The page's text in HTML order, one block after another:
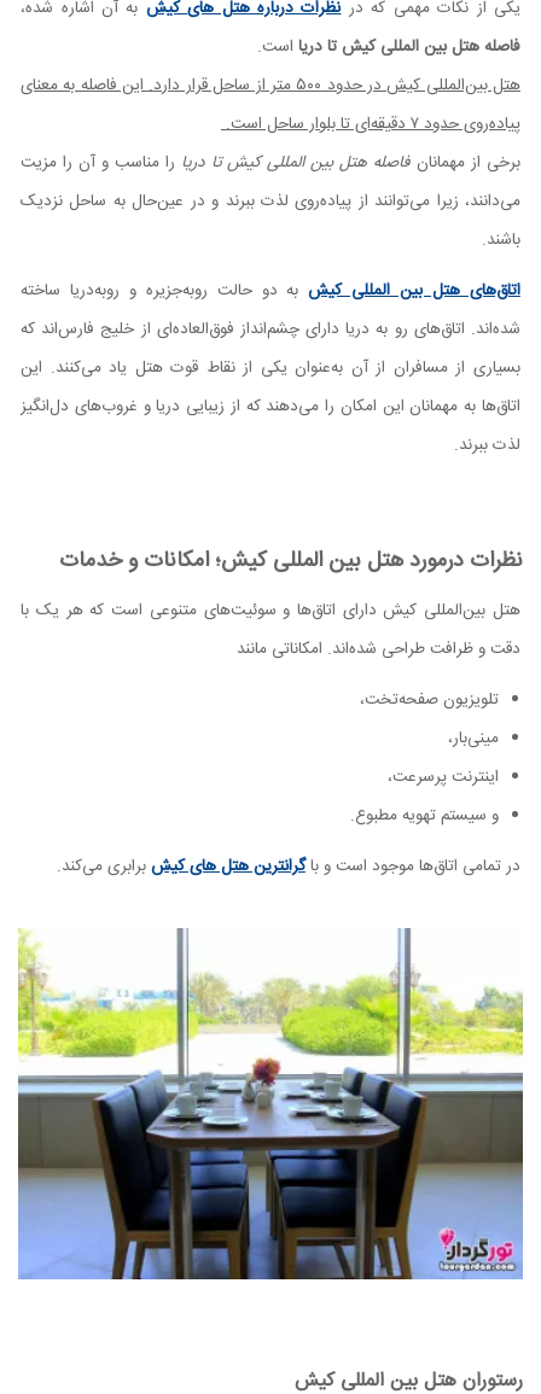
یکی از نکات مهمی که درنظرات درباره هتل های کیش به آن اشاره شده،
فاصله هتل بین المللی کیش تا دریا است.
هتل بین‌المللی کیش در حدود ۵۰۰ متر از ساحل قرار دارد. این فاصله به معنای
پیاده‌روی حدود ۷ دقیقه‌ای تا بلوار ساحل است.
برخی از مهمانان فاصله هتل بین المللی کیش تا دریا را مناسب و آن را مزیت
می‌دانند، زیرا می‌توانند از پیاده‌روی لذت ببرند و در عین‌حال به ساحل نزدیک
باشند.
اتاق‌های هتل بین المللی کیشبه دو حالت روبه‌جزیره و روبه‌دریا ساخته
شده‌اند. اتاق‌های رو به دریا دارای چشم‌انداز فوق‌العاده‌ای از خلیج فارس‌اند که
بسیاری از مسافران از آن به‌عنوان یکی از نقاط قوت هتل یاد می‌کنند. این
اتاق‌ها به مهمانان این امکان را می‌دهند که از زیبایی دریا و غروب‌های دل‌انگیز
لذت ببرند.
نظرات درمورد هتل بین المللی کیش؛ امکانات و خدمات
هتل بین‌المللی کیش دارای اتاق‌ها و سوئیت‌های متنوعی است که هر یک با
دقت و ظرافت طراحی شده‌اند. امکاناتی مانند
تلویزیون صفحه‌تخت،
مینی‌بار،
اینترنت پرسرعت،
و سیستم تهویه مطبوع.
در تمامی اتاق‌ها موجود است و باگرانترین هتل های کیشبرابری می‌کند.
رستوران هتل بین المللی کیش